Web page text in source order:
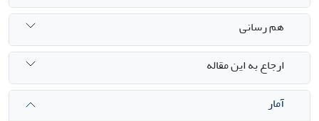
هم رسانی
ارجاع به این مقاله
آمار